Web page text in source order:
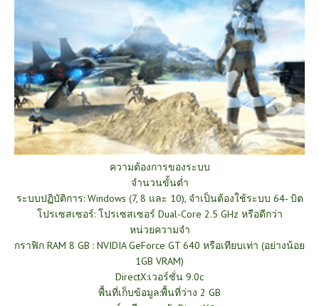
ความต้องการของระบบ
จำนวนขั้นต่ำ
ระบบปฏิบัติการ: Windows (7, 8 และ 10), จำเป็นต้องใช้ระบบ 64- บิต
โปรเซสเซอร์: โปรเซสเซอร์ Dual-Core 2.5 GHz หรือดีกว่า
หน่วยความจำ
กราฟิก RAM 8 GB : NVIDIA GeForce GT 640 หรือเทียบเท่า (อย่างน้อย
1GB VRAM)
DirectX:เวอร์ชั่น 9.0c
พื้นที่เก็บข้อมูล:พื้นที่ว่าง 2 GB